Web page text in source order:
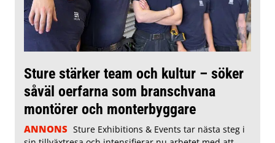
Sture stärker team och kultur – söker
såväl oerfarna som branschvana
montörer och monterbyggare
ANNONS Sture Exhibitions & Events tar nästa steg i